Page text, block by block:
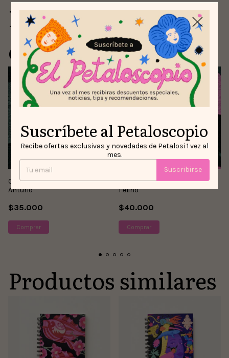
Para comprar con
este producto
Cartuchera/Cosmetiquera
Anturio
$35.000
Cartuchera/Cosmetiquera
Felino
$40.000
Productos similares
Suscríbete al Petaloscopio
Recibe ofertas exclusivas y novedades de Petalosi 1 vez al
mes.
Suscribirse